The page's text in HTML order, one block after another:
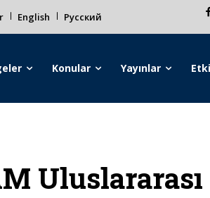
English Русский
Konular Yayınlar